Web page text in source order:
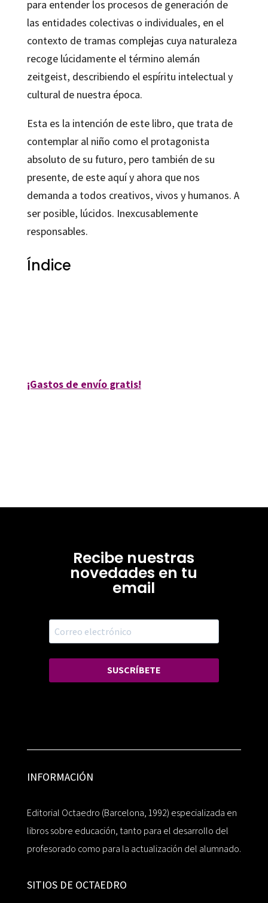
para entender los procesos de generación de
las entidades colectivas o individuales, en el
contexto de tramas complejas cuya naturaleza
recoge lúcidamente el término alemán
zeitgeist, describiendo el espíritu intelectual y
cultural de nuestra época.
Esta es la intención de este libro, que trata de
contemplar al niño como el protagonista
absoluto de su futuro, pero también de su
presente, de este aquí y ahora que nos
demanda a todos creativos, vivos y humanos. A
ser posible, lúcidos. Inexcusablemente
responsables.
Índice
¡Gastos de envío gratis!
Recibe nuestras
novedades en tu
email
SUSCRÍBETE
INFORMACIÓN
Editorial Octaedro (Barcelona, 1992) especializada en
libros sobre educación, tanto para el desarrollo del
profesorado como para la actualización del alumnado.
SITIOS DE OCTAEDRO